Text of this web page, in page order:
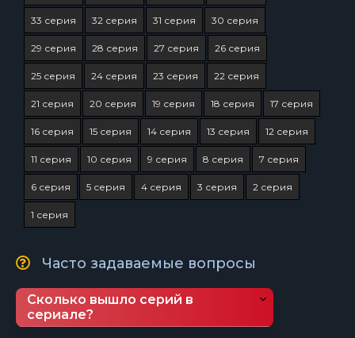
33 серия 32 серия 31 серия 30 серия
29 серия 28 серия 27 серия 26 серия
25 серия 24 серия 23 серия 22 серия
21 серия 20 серия 19 серия 18 серия 17 серия
16 серия 15 серия 14 серия 13 серия 12 серия
11 серия 10 серия 9 серия 8 серия 7 серия
6 серия 5 серия 4 серия 3 серия 2 серия
1 серия
Часто задаваемые вопросы
Сколько вышло серий в
сериале?